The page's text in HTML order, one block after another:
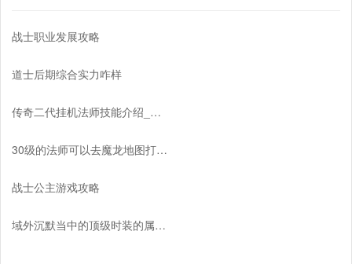
战士职业发展攻略
道士后期综合实力咋样
传奇二代挂机法师技能介绍_传奇二代挂机变态版攻略
30级的法师可以去魔龙地图打怪吗？
战士公主游戏攻略
域外沉默当中的顶级时装的属性介绍